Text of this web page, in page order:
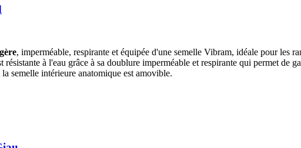
, imperméable, respirante et équipée d'une semelle Vibram, idéale pour les
résistante à l'eau grâce à sa doublure imperméable et respirante qui permet de
semelle intérieure anatomique est amovible.